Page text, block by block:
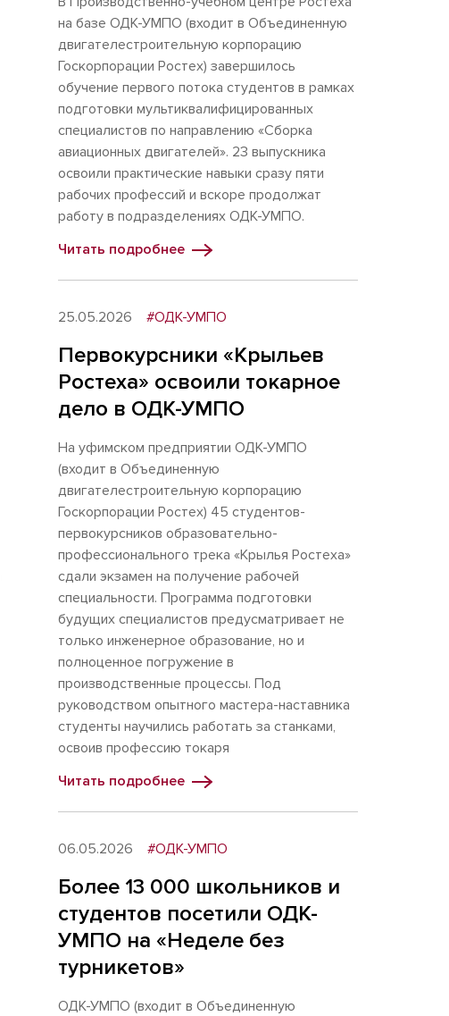
на базе ОДК-УМПО (входит в Объединенную
двигателестроительную корпорацию
Госкорпорации Ростех) завершилось
обучение первого потока студентов в рамках
подготовки мультиквалифицированных
специалистов по направлению «Сборка
авиационных двигателей». 23 выпускника
освоили практические навыки сразу пяти
рабочих профессий и вскоре продолжат
работу в подразделениях ОДК-УМПО.
Читать подробнее
25.05.2026 #ОДК-УМПО
Первокурсники «Крыльев
Ростеха» освоили токарное
дело в ОДК-УМПО
На уфимском предприятии ОДК-УМПО
(входит в Объединенную
двигателестроительную корпорацию
Госкорпорации Ростех) 45 студентов-
первокурсников образовательно-
профессионального трека «Крылья Ростеха»
сдали экзамен на получение рабочей
специальности. Программа подготовки
будущих специалистов предусматривает не
только инженерное образование, но и
полноценное погружение в
производственные процессы. Под
руководством опытного мастера-наставника
студенты научились работать за станками,
освоив профессию токаря
Читать подробнее
06.05.2026 #ОДК-УМПО
Более 13 000 школьников и
студентов посетили ОДК-
УМПО на «Неделе без
турникетов»
ОДК-УМПО (входит в Объединенную